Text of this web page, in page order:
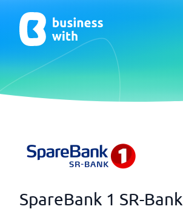
SpareBank 1 SR-Bank